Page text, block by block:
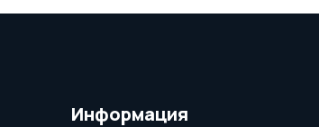
Информация